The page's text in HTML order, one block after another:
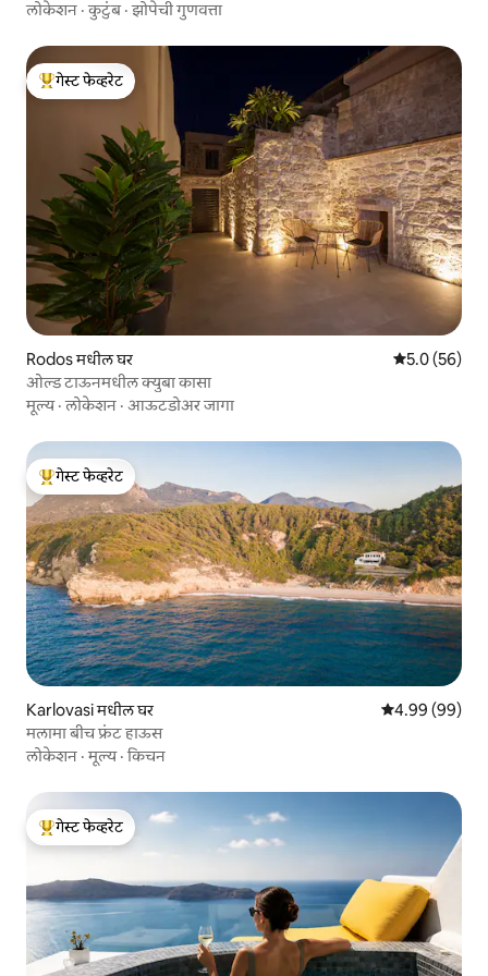
लोकेशन ·कुटुंब·झोपेची गुणवत्ता
टॉप गेस्ट फेव्हरेट
गेस्ट फेव्हरेट
Rodos मधील घर 5 पैकी 5.0
5.0 (56)
ओल्ड टाऊनमधील क्युबा कासा
मूल्य·लोकेशन · आऊटडोअर जागा
टॉप गेस्ट फेव्हरेट
गेस्ट फेव्हरेट
Karlovasi मधील घर 5 पैकी 4.99
4.99 (99)
मलामा बीच फ्रंट हाऊस
लोकेशन ·मूल्य·किचन
टॉप गेस्ट फेव्हरेट
गेस्ट फेव्हरेट